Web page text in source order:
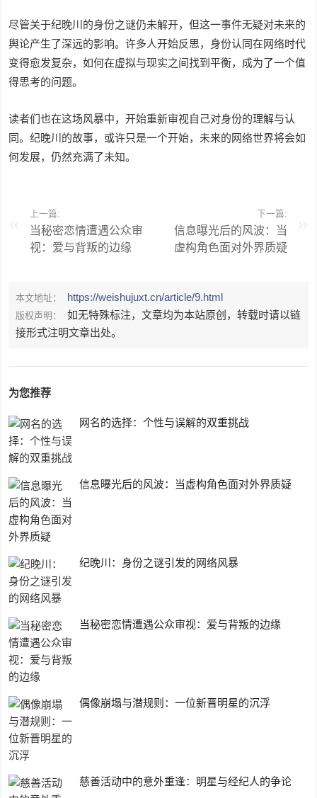
尽管关于纪晚川的身份之谜仍未解开，但这一事件无疑对未来的
舆论产生了深远的影响。许多人开始反思，身份认同在网络时代
变得愈发复杂，如何在虚拟与现实之间找到平衡，成为了一个值
得思考的问题。
读者们也在这场风暴中，开始重新审视自己对身份的理解与认
同。纪晚川的故事，或许只是一个开始，未来的网络世界将会如
何发展，仍然充满了未知。
上一篇:
当秘密恋情遭遇公众审
视：爱与背叛的边缘
下一篇:
信息曝光后的风波：当
虚构角色面对外界质疑
本文地址： https://weishujuxt.cn/article/9.html
版权声明：
如无特殊标注，文章均为本站原创，转载时请以链
接形式注明文章出处。
为您推荐
网名的选择：个性与误解的双重挑战
信息曝光后的风波：当虚构角色面对外界质疑
纪晚川：身份之谜引发的网络风暴
当秘密恋情遭遇公众审视：爱与背叛的边缘
偶像崩塌与潜规则：一位新晋明星的沉浮
慈善活动中的意外重逢：明星与经纪人的争论